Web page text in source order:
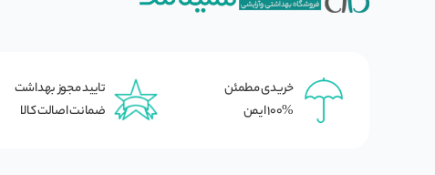
خریدی مطمئن
100% ایمن
تایید مجوز بهداشت
ضمانت اصالت کالا